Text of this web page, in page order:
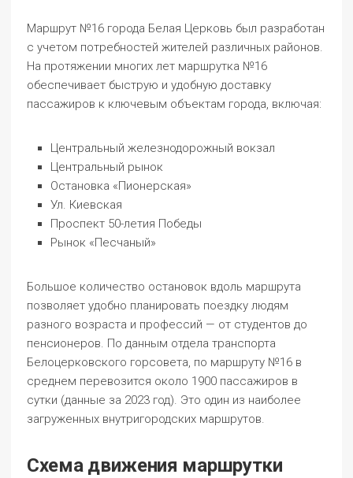
Маршрут №16 города Белая Церковь был разработан
с учетом потребностей жителей различных районов.
На протяжении многих лет маршрутка №16
обеспечивает быструю и удобную доставку
пассажиров к ключевым объектам города, включая:
Центральный железнодорожный вокзал
Центральный рынок
Остановка «Пионерская»
Ул. Киевская
Проспект 50-летия Победы
Рынок «Песчаный»
Большое количество остановок вдоль маршрута
позволяет удобно планировать поездку людям
разного возраста и профессий — от студентов до
пенсионеров. По данным отдела транспорта
Белоцерковского горсовета, по маршруту №16 в
среднем перевозится около 1900 пассажиров в
сутки (данные за 2023 год). Это один из наиболее
загруженных внутригородских маршрутов.
Схема движения маршрутки